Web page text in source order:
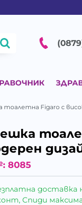
Figaro с
8085
доставка
Спиди